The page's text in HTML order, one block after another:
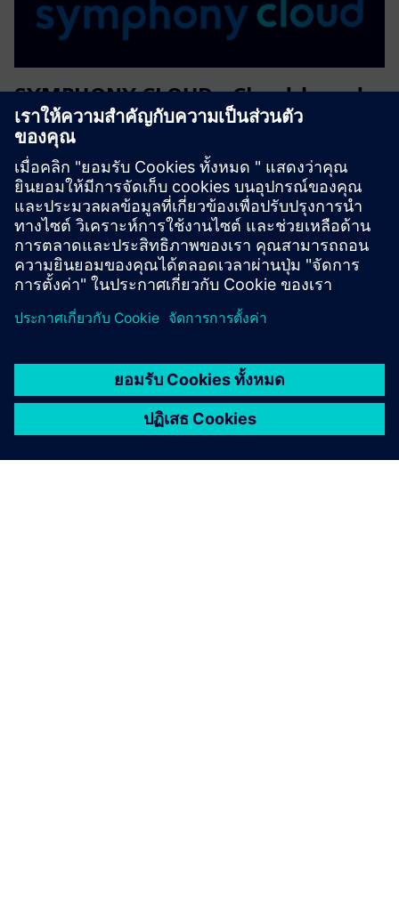
SYMPHONY CLOUD - Cloud-based
Intercom System
ระบบอินเตอร์คอมบนคลาวด์แห่งแรกของโลกที่สร้างขึ้นตาม
หลักการ “ความเป็นส่วนตัวและความปลอดภัยโดยการ
ออกแบบ” เป็นจุดเริ่มต้นของยุคใหม่ในการสื่อสาร
ด้านSecurity
เรียนรู้เพิ่มเติม